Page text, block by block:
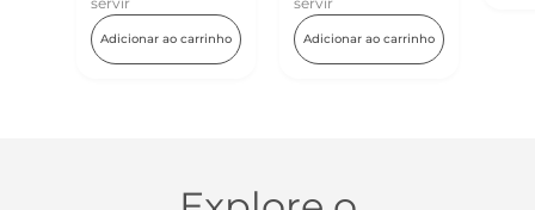
Adicionar ao carrinho Adicionar ao carrinho